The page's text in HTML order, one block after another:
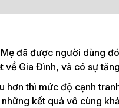
đã được người dùng
Gia Đình, và có sự
hơn thì mức độ cạnh
kết quả vô cùng